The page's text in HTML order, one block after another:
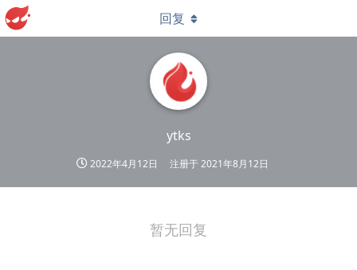
ytks
2022年4月12日 注册于2021年8月12日
回复
暂无回复